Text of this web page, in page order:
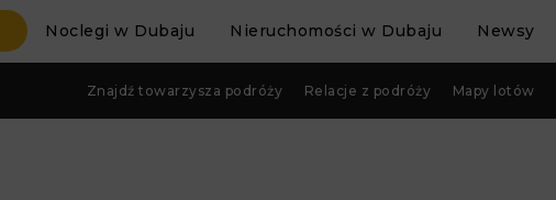
Noclegi w Dubaju Nieruchomości w Dubaju Newsy
Znajdź towarzysza podróży Relacje z podróży Mapy lotów